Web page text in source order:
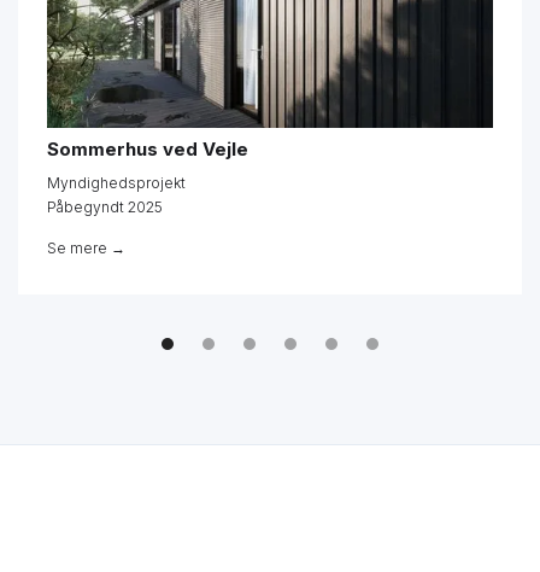
Sommerhus ved Vejle
Myndighedsprojekt
Påbegyndt 2025
Se mere →